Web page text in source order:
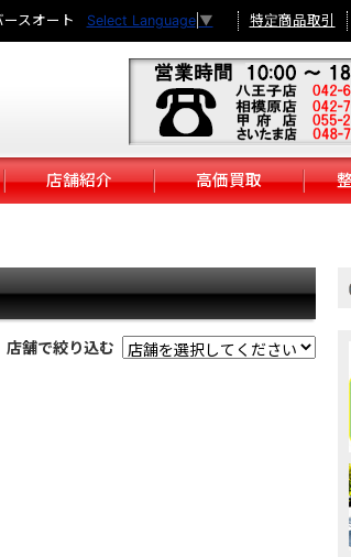
スオート Select Language ▼ 特定商品取引
店舗紹介 高価買取
店舗で絞り込む